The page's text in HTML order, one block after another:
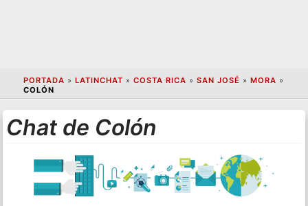
PORTADA » LATINCHAT » COSTA RICA » SAN JOSÉ » MORA »
COLÓN
Chat de Colón